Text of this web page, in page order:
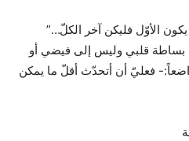
يكون الأوّل فليكن آخر الكلّ…”
إلى بساطة قلبي وليس إلى فيضي أو
فعليّ أن أتحدّث أقلّ ما يمكن